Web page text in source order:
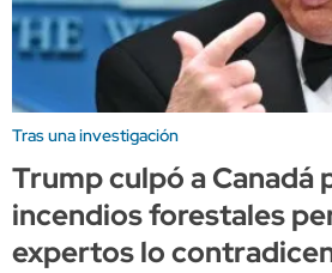
Tras una investigación
Trump culpó a Canadá
incendios forestales
expertos lo